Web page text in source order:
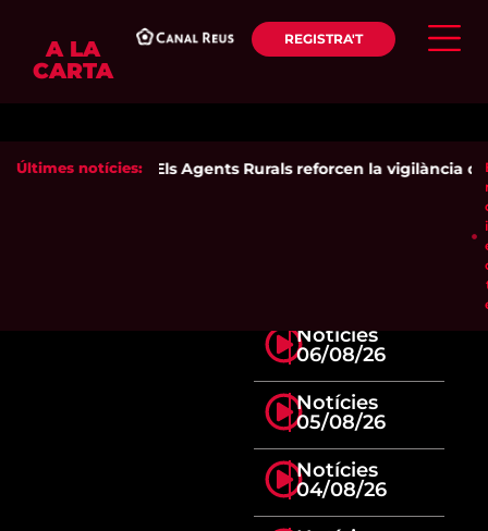
A LA
CARTA
REGISTRA'T
Últimes notícies: Els Agents Rurals reforcen la vigilància
Notícies
06/08/26
Notícies
05/08/26
Notícies
04/08/26